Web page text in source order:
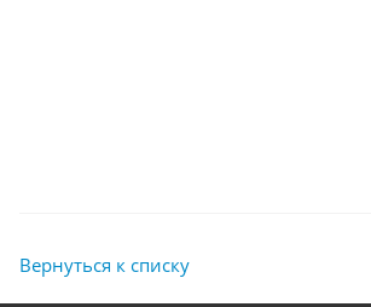
Вернуться к списку